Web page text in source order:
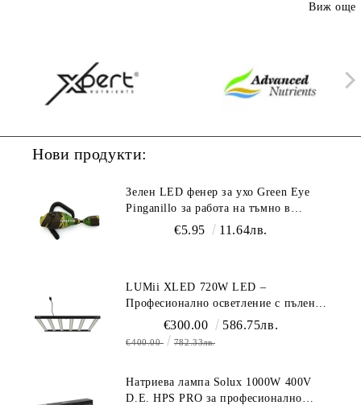
Виж още
Нови продукти:
Зелен LED фенер за ухо Green Eye
Pinganillo за работа на тъмно в
€5.95 11.64лв.
LUMii XLED 720W LED –
Професионално осветление с пълен
спектър (1700 µmol/s)
€300.00 586.75лв.
€400.00 782.33лв.
Натриева лампа Solux 1000W 400V
D.E. HPS PRO за професионално